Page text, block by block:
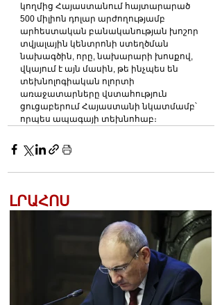
կողմից Հայաստանում հայտարարած
500 միլիոն դոլար արժողությամբ
արհեստական բանականության խոշոր
տվյալային կենտրոնի ստեղծման
նախագծին, որը, նախարարի խոսքով,
վկայում է այն մասին, թե ինչպես են
տեխնոլոգիական ոլորտի
առաջատարները վստահություն
ցուցաբերում Հայաստանի նկատմամբ՝
որպես ապագայի տեխնոհաբ։
ԼՐԱՀՈՍ